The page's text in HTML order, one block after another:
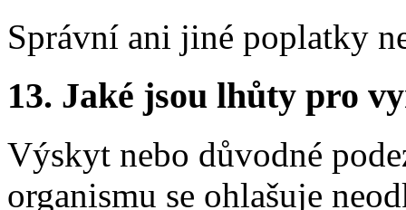
Správní ani jiné poplatky
13. Jaké jsou lhůty pro
Výskyt nebo důvodné
organismu se ohlašuje